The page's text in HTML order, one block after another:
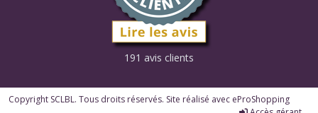
191 avis clients
Copyright SCLBL. Tous droits réservés. Site réalisé avec eProShopping